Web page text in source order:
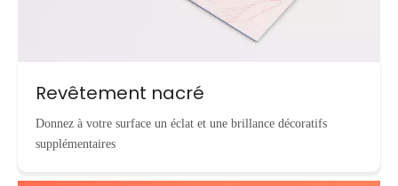
Revêtement nacré
Donnez à votre surface un éclat et une brillance décoratifs
supplémentaires